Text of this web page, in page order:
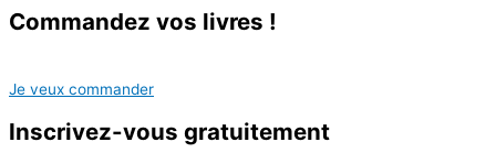
Commandez vos livres !
Je veux commander
Inscrivez-vous gratuitement